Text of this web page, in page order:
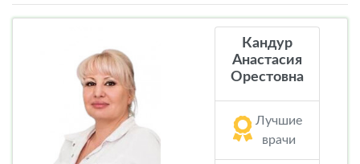
Кандур
Анастасия
Орестовна
Лучшие
врачи